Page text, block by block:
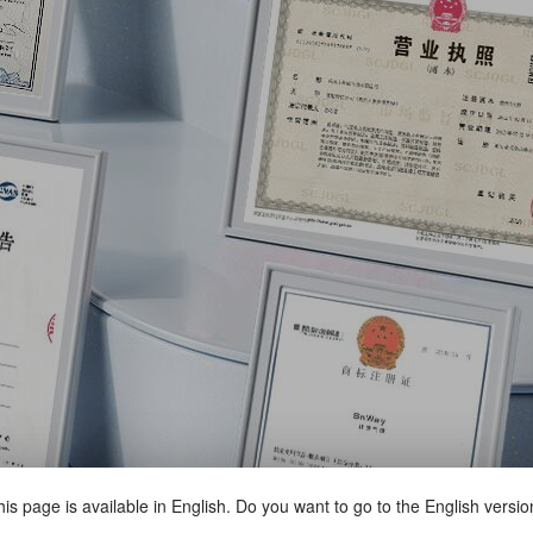
page is available in English. Do you want to go to the English